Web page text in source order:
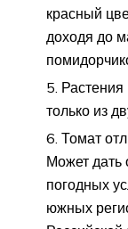
красный
доходя до
Растения
только из
Томат
Может
погодных
южных